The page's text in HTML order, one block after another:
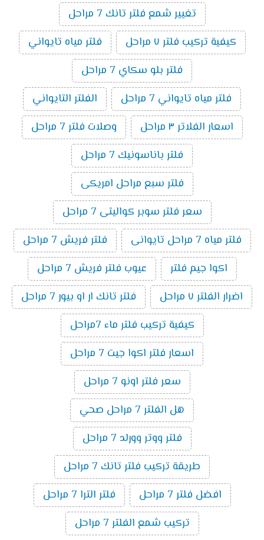
تغيير شمع فلتر تانك 7 مراحل
كيفية تركيب فلتر ٧ مراحل
فلتر مياه تايواني
فلتر بلو سكاي 7 مراحل
فلتر مياه تايواني 7 مراحل
الفلتر التايواني
اسعار الفلاتر ٣ مراحل
وصلات فلتر 7 مراحل
فلتر باناسونيك 7 مراحل
فلتر سبع مراحل امريكى
سعر فلتر سوبر كواليتى 7 مراحل
فلتر مياه 7 مراحل تايوانى
فلتر فريش 7 مراحل
اكوا جيم فلتر
عيوب فلتر فريش 7 مراحل
اضرار الفلتر ٧ مراحل
فلتر تانك ار او بيور 7 مراحل
كيفية تركيب فلتر ماء 7مراحل
اسعار فلتر اكوا جيت 7 مراحل
سعر فلتر اونو 7 مراحل
هل الفلتر 7 مراحل صحي
فلتر ووتر وورلد 7 مراحل
طريقة تركيب فلتر تانك 7 مراحل
افضل فلتر 7 مراحل
فلتر الترا 7 مراحل
تركيب شمع الفلتر 7 مراحل